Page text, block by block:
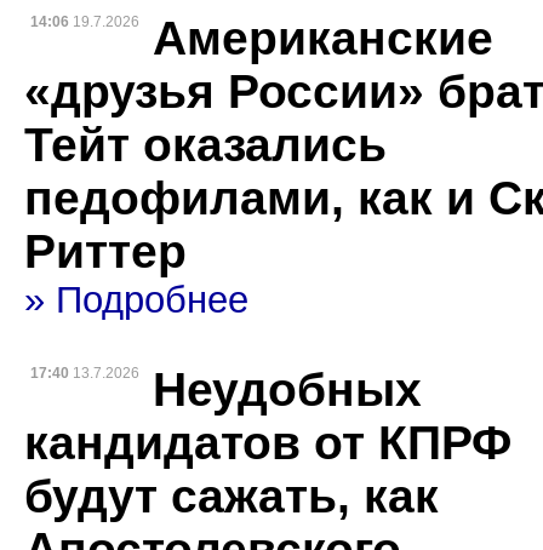
14:06 19.7.2026
Американские
«друзья России»
Тейт оказались
педофилами, как и
Риттер
» Подробнее
17:40 13.7.2026
Неудобных
кандидатов от КПРФ
будут сажать, как